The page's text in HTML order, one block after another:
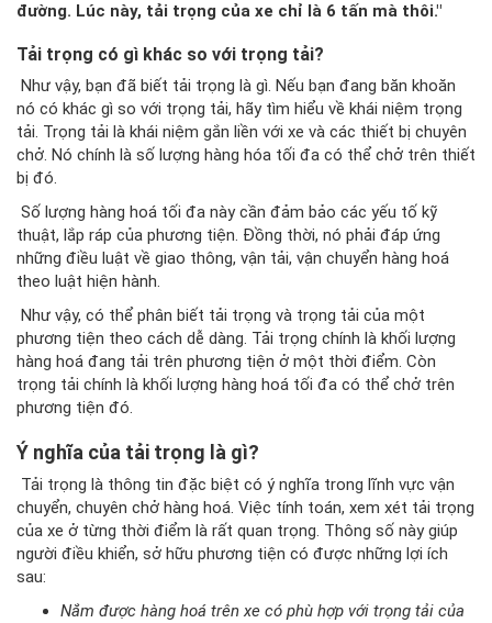
đường. Lúc này, tải trọng của xe chỉ là 6 tấn mà thôi."
Tải trọng có gì khác so với trọng tải?
Như vậy, bạn đã biết tải trọng là gì. Nếu bạn đang băn khoăn
nó có khác gì so với trọng tải, hãy tìm hiểu về khái niệm trọng
tải. Trọng tải là khái niệm gắn liền với xe và các thiết bị chuyên
chở. Nó chính là số lượng hàng hóa tối đa có thể chở trên thiết
bị đó.
Số lượng hàng hoá tối đa này cần đảm bảo các yếu tố kỹ
thuật, lắp ráp của phương tiện. Đồng thời, nó phải đáp ứng
những điều luật về giao thông, vận tải, vận chuyển hàng hoá
theo luật hiện hành.
Như vậy, có thể phân biết tải trọng và trọng tải của một
phương tiện theo cách dễ dàng. Tải trọng chính là khối lượng
hàng hoá đang tải trên phương tiện ở một thời điểm. Còn
trọng tải chính là khối lượng hàng hoá tối đa có thể chở trên
phương tiện đó.
Ý nghĩa của tải trọng là gì?
Tải trọng là thông tin đặc biệt có ý nghĩa trong lĩnh vực vận
chuyển, chuyên chở hàng hoá. Việc tính toán, xem xét tải trọng
của xe ở từng thời điểm là rất quan trọng. Thông số này giúp
người điều khiển, sở hữu phương tiện có được những lợi ích
sau:
Nắm được hàng hoá trên xe có phù hợp với trọng tải của